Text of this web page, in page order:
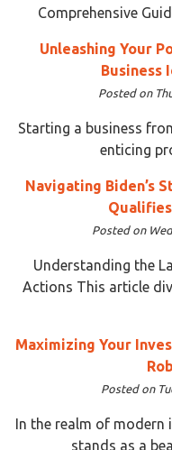
Comprehensive
Unleashing Your
Business
Posted on
Starting a business
enticing
Navigating Biden’s
Qualifies
Posted on
Understanding the
Actions This article
Maximizing Your
Posted on
In the realm of modern
stands as a